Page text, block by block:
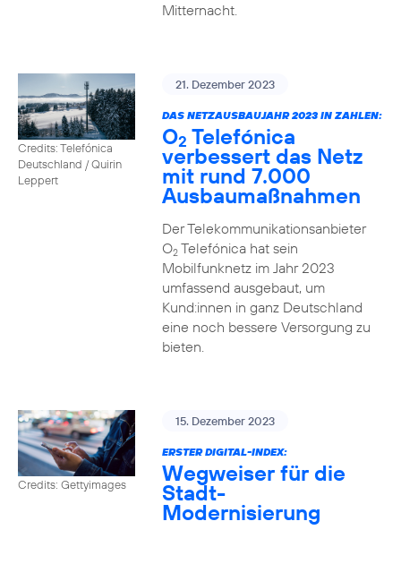
Mitternacht.
Credits: Telefónica
Deutschland / Quirin
Leppert
21. Dezember 2023
DAS NETZAUSBAUJAHR 2023 IN ZAHLEN:
O2 Telefónica
verbessert das Netz
mit rund 7.000
Ausbaumaßnahmen
Der Telekommunikationsanbieter
O2Telefónica hat sein
Mobilfunknetz im Jahr 2023
umfassend ausgebaut, um
Kund:innen in ganz Deutschland
eine noch bessere Versorgung zu
bieten.
Credits: Gettyimages
15. Dezember 2023
ERSTER DIGITAL-INDEX:
Wegweiser für die
Stadt-
Modernisierung